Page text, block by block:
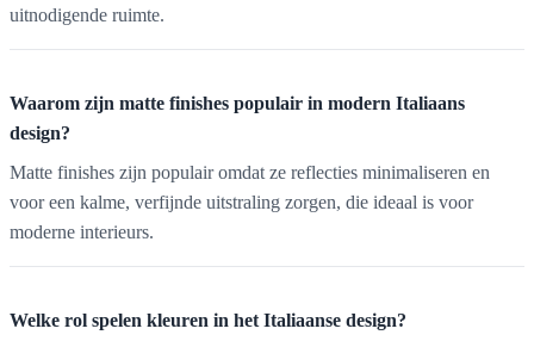
uitnodigende ruimte.
Waarom zijn matte finishes populair in modern Italiaans
design?
Matte finishes zijn populair omdat ze reflecties minimaliseren en
voor een kalme, verfijnde uitstraling zorgen, die ideaal is voor
moderne interieurs.
Welke rol spelen kleuren in het Italiaanse design?